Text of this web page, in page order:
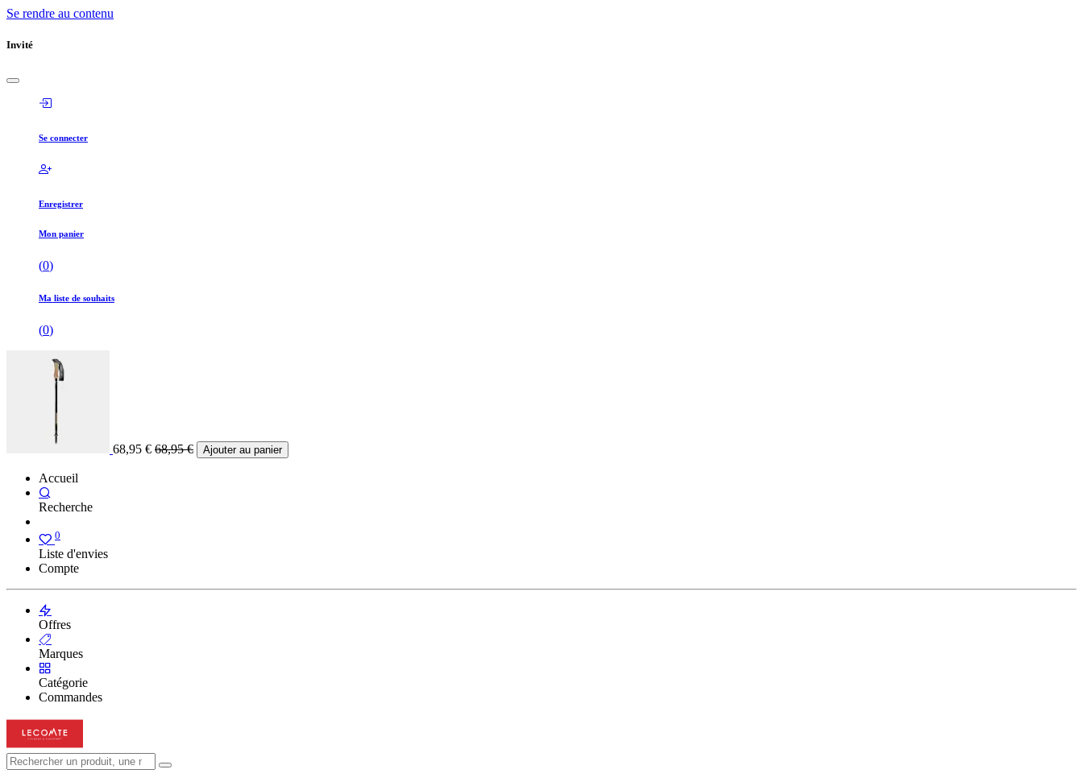
Se rendre au contenu
Invité
Se connecter
Enregistrer
Mon panier
(0)
Ma liste de souhaits
(0)
68,95 € 68,95€ Ajouter au panier
Accueil
Recherche
0
Liste d'envies
Compte
Offres
Marques
Catégorie
Commandes